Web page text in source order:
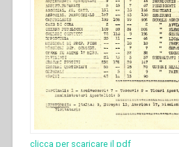
clicca per scaricare il pdf